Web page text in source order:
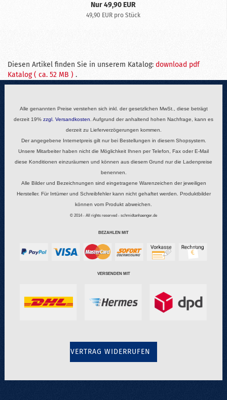
Nur 49,90 EUR
49,90 EUR pro Stück
Diesen Artikel finden Sie in unserem Katalog: download pdf
Katalog ( ca. 52 MB ) .
Alle genannten Preise verstehen sich inkl. der gesetzlichen MwSt., diese beträgt
derzeit 19% zzgl. Versandkosten . Aufgrund der anhaltend hohen Nachfrage, kann es
derzeit zu Lieferverzögerungen kommen.
Der angegebene Internetpreis gilt nur bei Bestellungen in diesem Shopsystem.
Unsere Mitarbeiter haben nicht die Möglichkeit Ihnen per Telefon, Fax oder E-Mail
diese Konditionen einzuräumen und können aus diesem Grund nur die Ladenpreise
benennen.
Alle Bilder und Bezeichnungen sind eingetragene Warenzeichen der jeweiligen
Hersteller. Für Irrtümer und Schreibfehler kann nicht gehaftet werden. Produktbilder
können vom Produkt abweichen.
© 2014 - All rights reserved - schmidtanhaenger.de
BEZAHLEN MIT
VERSENDEN MIT
VERTRAG WIDERRUFEN